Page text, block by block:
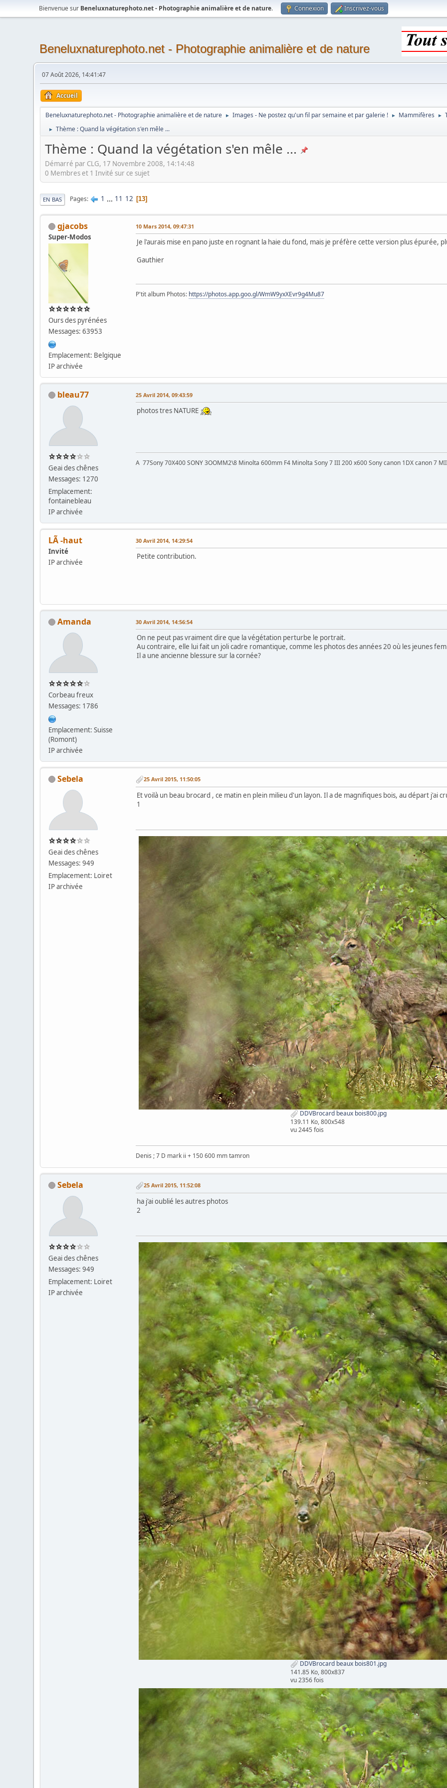
Bienvenue sur Beneluxnaturephoto.net - Photographie animalière et de nature. Connexion Inscrivez-vous
Beneluxnaturephoto.net - Photographie animalière et de nature
07 Août 2026, 14:41:47
Accueil
Beneluxnaturephoto.net - Photographie animalière et de nature ► Images - Ne postez qu'un fil par semaine et par galerie ! ► Mammifères ►
► Thème : Quand la végétation s'en mêle ...
Thème : Quand la végétation s'en mêle ...
Démarré par CLG, 17 Novembre 2008, 14:14:48
0 Membres et 1 Invité sur ce sujet
EN BAS Pages 1 ... 11 12 13
gjacobs
Super-Modos
Ours des pyrénées
Messages: 63953
Emplacement: Belgique
IP archivée
10 Mars 2014, 09:47:31
Je l'aurais mise en pano juste en rognant la haie du fond, mais je préfère cette version plus épurée,
Gauthier
P'tit album Photos: https://photos.app.goo.gl/WmW9yxXEvr9g4Mu87
bleau77
Geai des chênes
Messages: 1270
Emplacement:
fontainebleau
IP archivée
25 Avril 2014, 09:43:59
photos tres NATURE
A 77Sony 70X400 SONY 3OOMM2\8 Minolta 600mm F4 Minolta Sony 7 III 200 x600 Sony canon 1DX canon 7
LÃ -haut
Invité
IP archivée
30 Avril 2014, 14:29:54
Petite contribution.
Amanda
Corbeau freux
Messages: 1786
Emplacement: Suisse
(Romont)
IP archivée
30 Avril 2014, 14:56:54
On ne peut pas vraiment dire que la végétation perturbe le portrait.
Au contraire, elle lui fait un joli cadre romantique, comme les photos des années 20 où les jeunes
Il a une ancienne blessure sur la cornée?
Sebela
Geai des chênes
Messages: 949
Emplacement: Loiret
IP archivée
25 Avril 2015, 11:50:05
Et voilà un beau brocard , ce matin en plein milieu d'un layon. Il a de magnifiques bois, au départ j'ai
1
DDVBrocard beaux bois800.jpg
139.11 Ko, 800x548
vu 2445 fois
Denis ; 7 D mark ii + 150 600 mm tamron
Sebela
Geai des chênes
Messages: 949
Emplacement: Loiret
IP archivée
25 Avril 2015, 11:52:08
ha j'ai oublié les autres photos
2
DDVBrocard beaux bois801.jpg
141.85 Ko, 800x837
vu 2356 fois